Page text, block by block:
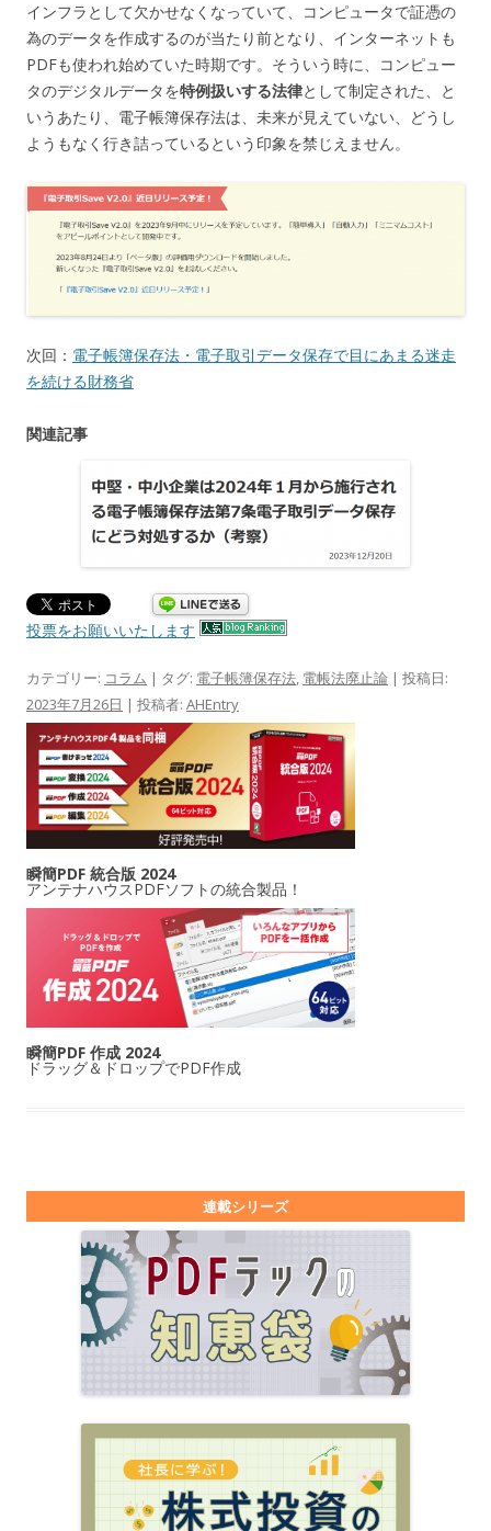
インフラとして欠かせなくなっていて、コンピュータで証憑の
為のデータを作成するのが当たり前となり、インターネットも
PDFも使われ始めていた時期です。そういう時に、コンピュー
タのデジタルデータを特例扱いする法律として制定された、と
いうあたり、電子帳簿保存法は、未来が見えていない、どうし
ようもなく行き詰っているという印象を禁じえません。
次回： 電子帳簿保存法・電子取引データ保存で目にあまる迷走
を続ける財務省
関連記事
投票をお願いいたします
カテゴリー: コラム | タグ: 電子帳簿保存法, 電帳法廃止論 | 投稿日:
2023年7月26日 | 投稿者: AHEntry
瞬簡PDF 統合版 2024
アンテナハウスPDFソフトの統合製品！
瞬簡PDF 作成 2024
ドラッグ＆ドロップでPDF作成
連載シリーズ